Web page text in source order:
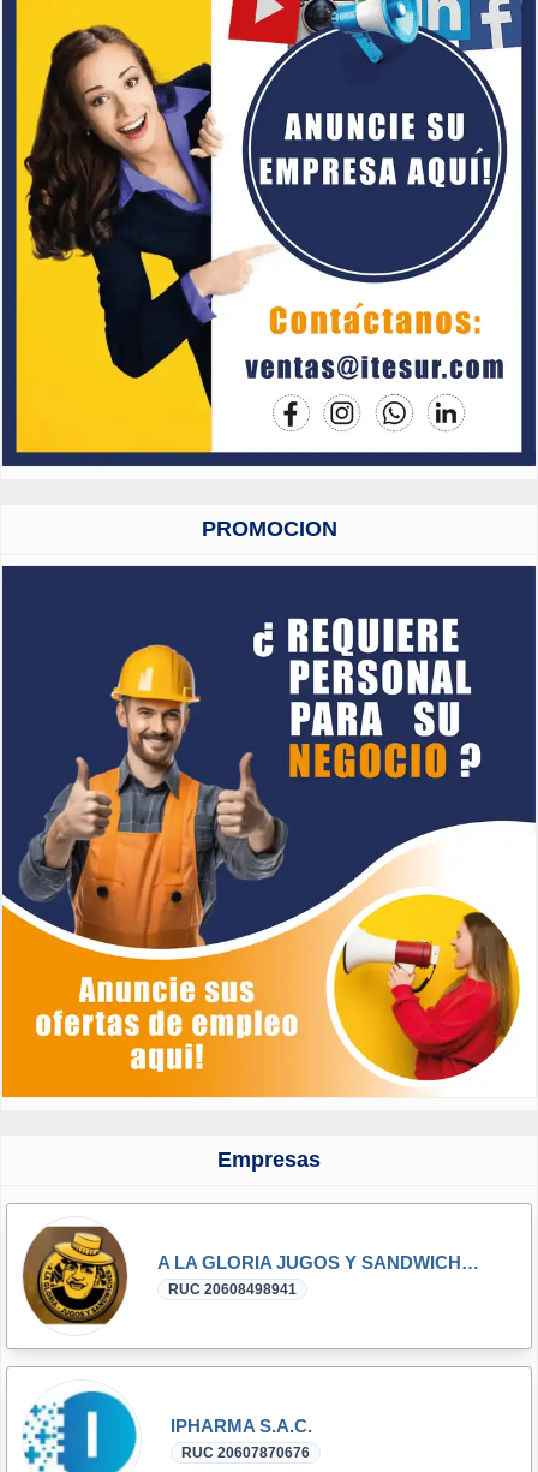
PROMOCION
Empresas
A LA GLORIA JUGOS Y SANDWICHS S.A.C.
RUC 20608498941
IPHARMA S.A.C.
RUC 20607870676